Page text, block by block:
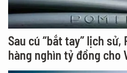
Sau cú “bắt tay” lịch
hàng nghìn tỷ đồng cho